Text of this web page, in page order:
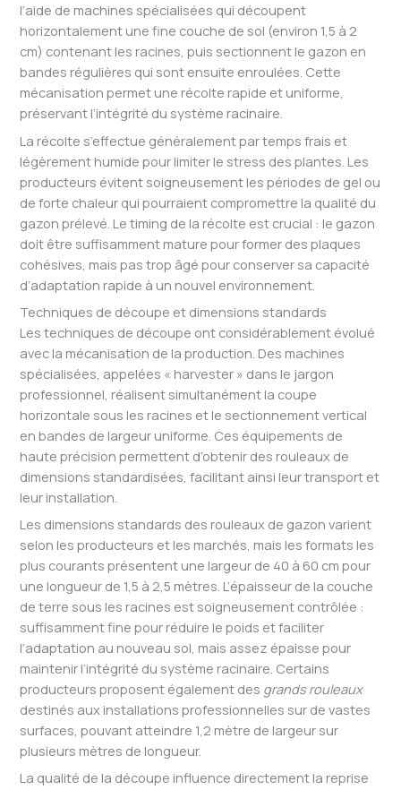
l’aide de machines spécialisées qui découpent
horizontalement une fine couche de sol (environ 1,5 à 2
cm) contenant les racines, puis sectionnent le gazon en
bandes régulières qui sont ensuite enroulées. Cette
mécanisation permet une récolte rapide et uniforme,
préservant l’intégrité du système racinaire.
La récolte s’effectue généralement par temps frais et
légèrement humide pour limiter le stress des plantes. Les
producteurs évitent soigneusement les périodes de gel ou
de forte chaleur qui pourraient compromettre la qualité du
gazon prélevé. Le timing de la récolte est crucial : le gazon
doit être suffisamment mature pour former des plaques
cohésives, mais pas trop âgé pour conserver sa capacité
d’adaptation rapide à un nouvel environnement.
Techniques de découpe et dimensions standards
Les techniques de découpe ont considérablement évolué
avec la mécanisation de la production. Des machines
spécialisées, appelées « harvester » dans le jargon
professionnel, réalisent simultanément la coupe
horizontale sous les racines et le sectionnement vertical
en bandes de largeur uniforme. Ces équipements de
haute précision permettent d’obtenir des rouleaux de
dimensions standardisées, facilitant ainsi leur transport et
leur installation.
Les dimensions standards des rouleaux de gazon varient
selon les producteurs et les marchés, mais les formats les
plus courants présentent une largeur de 40 à 60 cm pour
une longueur de 1,5 à 2,5 mètres. L’épaisseur de la couche
de terre sous les racines est soigneusement contrôlée :
suffisamment fine pour réduire le poids et faciliter
l’adaptation au nouveau sol, mais assez épaisse pour
maintenir l’intégrité du système racinaire. Certains
producteurs proposent également des grands rouleaux
destinés aux installations professionnelles sur de vastes
surfaces, pouvant atteindre 1,2 mètre de largeur sur
plusieurs mètres de longueur.
La qualité de la découpe influence directement la reprise